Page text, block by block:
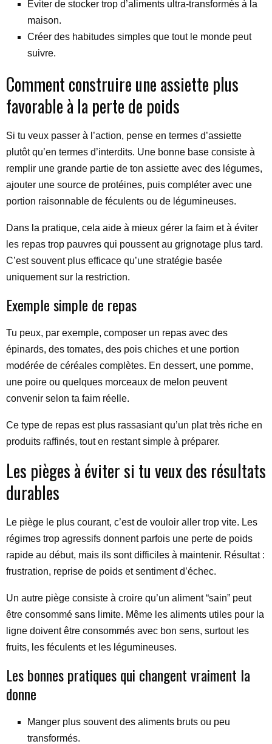
Éviter de stocker trop d’aliments ultra-transformés à la
maison.
Créer des habitudes simples que tout le monde peut
suivre.
Comment construire une assiette plus
favorable à la perte de poids
Si tu veux passer à l’action, pense en termes d’assiette
plutôt qu’en termes d’interdits. Une bonne base consiste à
remplir une grande partie de ton assiette avec des légumes,
ajouter une source de protéines, puis compléter avec une
portion raisonnable de féculents ou de légumineuses.
Dans la pratique, cela aide à mieux gérer la faim et à éviter
les repas trop pauvres qui poussent au grignotage plus tard.
C’est souvent plus efficace qu’une stratégie basée
uniquement sur la restriction.
Exemple simple de repas
Tu peux, par exemple, composer un repas avec des
épinards, des tomates, des pois chiches et une portion
modérée de céréales complètes. En dessert, une pomme,
une poire ou quelques morceaux de melon peuvent
convenir selon ta faim réelle.
Ce type de repas est plus rassasiant qu’un plat très riche en
produits raffinés, tout en restant simple à préparer.
Les pièges à éviter si tu veux des résultats
durables
Le piège le plus courant, c’est de vouloir aller trop vite. Les
régimes trop agressifs donnent parfois une perte de poids
rapide au début, mais ils sont difficiles à maintenir. Résultat :
frustration, reprise de poids et sentiment d’échec.
Un autre piège consiste à croire qu’un aliment “sain” peut
être consommé sans limite. Même les aliments utiles pour la
ligne doivent être consommés avec bon sens, surtout les
fruits, les féculents et les légumineuses.
Les bonnes pratiques qui changent vraiment la
donne
Manger plus souvent des aliments bruts ou peu
transformés.